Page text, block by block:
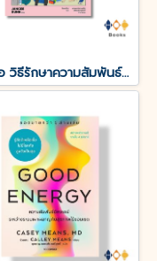
หนังสือ วิธีรักษาความสัมพันธ์ที่ดีกับสามีหลังมีลูก (How Not To Hate Your Husband After Kids)